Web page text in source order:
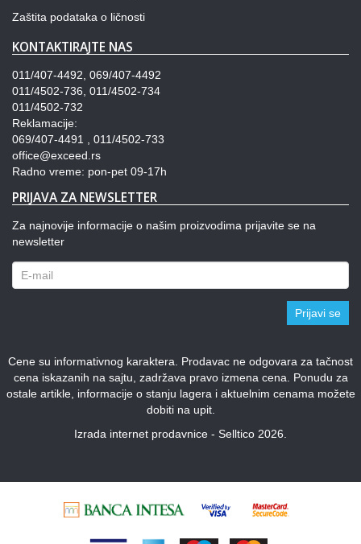
Zaštita podataka o ličnosti
KONTAKTIRAJTE NAS
011/407-4492, 069/407-4492
011/4502-736, 011/4502-734
011/4502-732
Reklamacije:
069/407-4491 , 011/4502-733
office@exceed.rs
Radno vreme: pon-pet 09-17h
PRIJAVA ZA NEWSLETTER
Za najnovije informacije o našim proizvodima prijavite se na
newsletter
Prijavi se
Cene su informativnog karaktera. Prodavac ne odgovara za tačnost
cena iskazanih na sajtu, zadržava pravo izmena cena. Ponudu za
ostale artikle, informacije o stanju lagera i aktuelnim cenama možete
dobiti na upit.
Izrada internet prodavnice - Selltico 2026.